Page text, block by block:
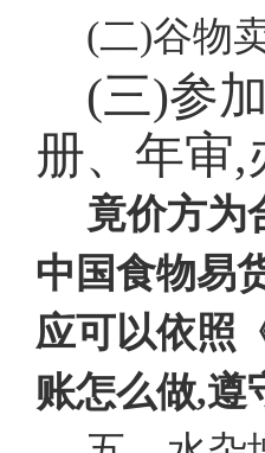
(二)谷物
(三)参
册、年审,
竟价方为
中国食物易
应可以依照
账怎么做,遵